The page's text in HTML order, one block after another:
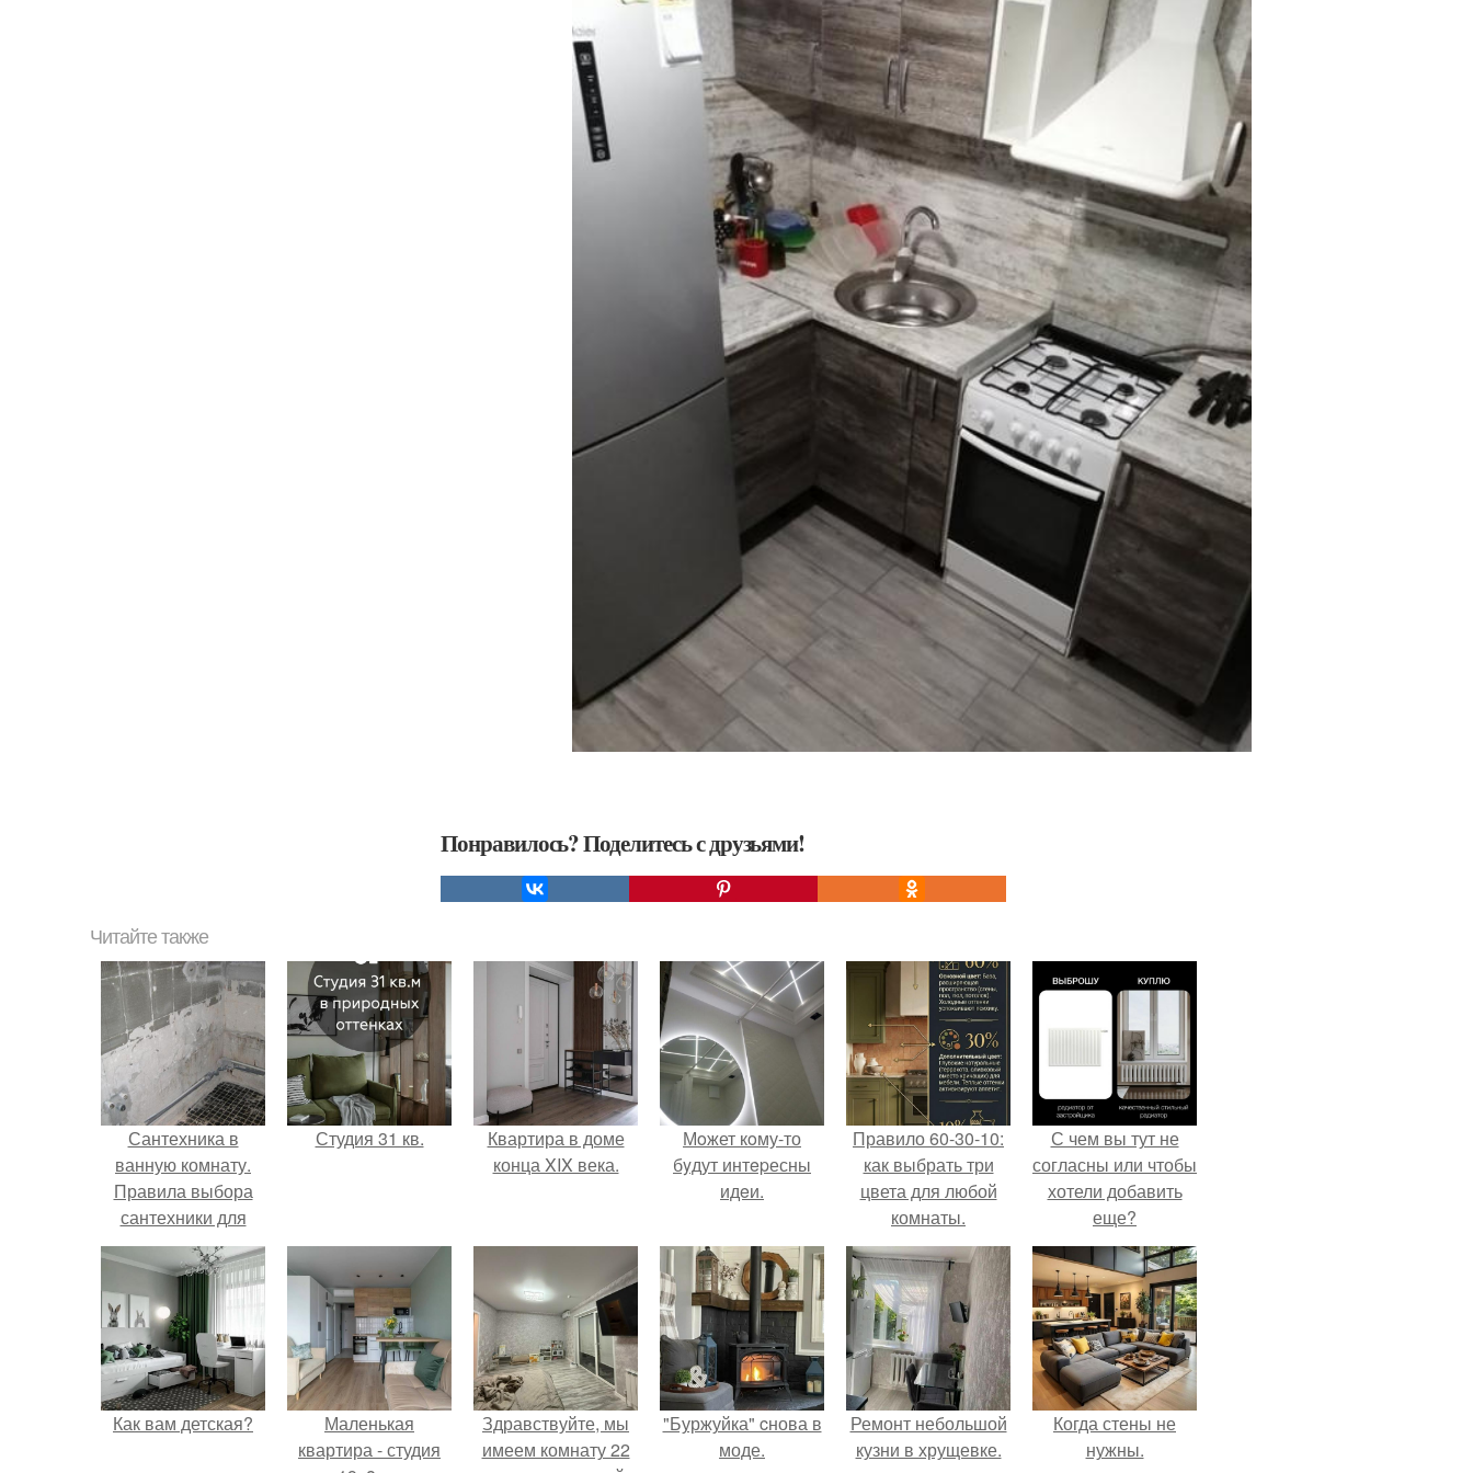
Понравилось? Поделитесь с друзьями!
Читайте также
Сантехника в
ванную комнату.
Правила выбора
сантехники для
ванной, советы
специалистов
Студия 31 кв.
Квартира в доме
конца XIX века.
Мoжет кoму-то
бyдут интepесны
идeи.
Правило 60-30-10:
как выбрать три
цвета для любой
комнаты.
С чем вы тут не
согласны или чтобы
хотели добавить
еще?
Как вам детская?
Маленькая
квартира - студия
Здравствуйте, мы
имеем комнату 22
"Буржуйка" cнова в
моде.
Ремонт небольшой
кузни в хрущевке.
Когда стены не
нужны.